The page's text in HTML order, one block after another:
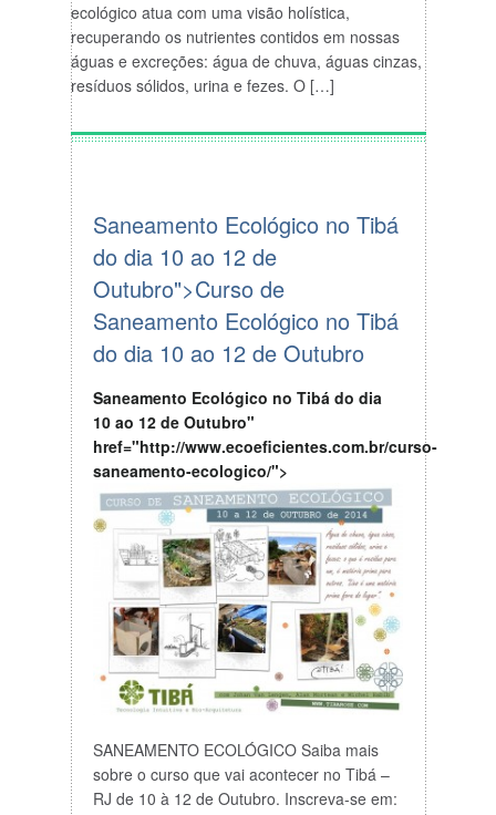
ecológico atua com uma visão holística,
recuperando os nutrientes contidos em nossas
águas e excreções: água de chuva, águas cinzas,
resíduos sólidos, urina e fezes. O […]
Saneamento Ecológico no Tibá
do dia 10 ao 12 de
Outubro">Curso de
SaneamentoEcológico no Tibá
do dia 10 ao 12 de Outubro
Saneamento Ecológico no Tibá do dia
10 ao 12 de Outubro"
href="http://www.ecoeficientes.com.br/curso-
saneamento-ecologico/">
SANEAMENTOECOLÓGICO Saiba mais
sobre o curso que vai acontecer no Tibá –
RJ de 10 à 12 de Outubro. Inscreva-se em: